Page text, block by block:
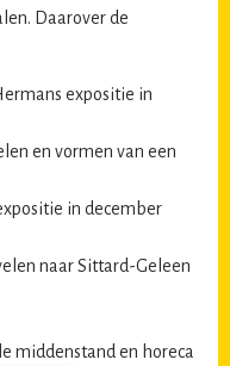
Daarover de
expositie in
en vormen van een
in december
naar Sittard-Geleen
middenstand en horeca